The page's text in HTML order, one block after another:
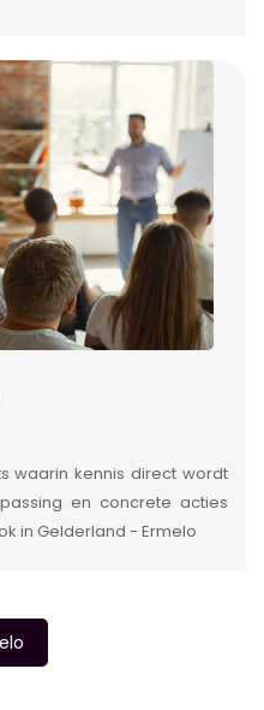
waarin kennis direct wordt
en concrete acties
in Gelderland - Ermelo